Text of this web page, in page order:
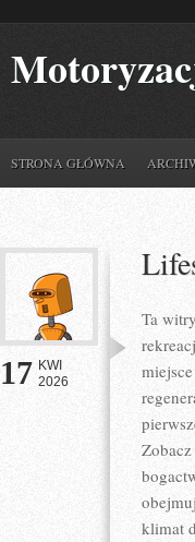
STRONA GŁÓWNA
17 KWI
2026
Ta
klimat